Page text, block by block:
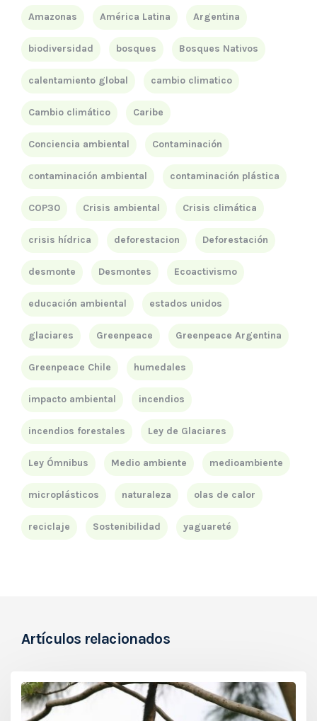
Amazonas América Latina Argentina
biodiversidad bosques Bosques Nativos
calentamiento global cambio climatico
Cambio climático Caribe
Conciencia ambiental Contaminación
contaminación ambiental contaminación plástica
COP30 Crisis ambiental Crisis climática
crisis hídrica deforestacion Deforestación
desmonte Desmontes Ecoactivismo
educación ambiental estados unidos
glaciares Greenpeace Greenpeace Argentina
Greenpeace Chile humedales
impacto ambiental incendios
incendios forestales Ley de Glaciares
Ley Ómnibus Medio ambiente medioambiente
microplásticos naturaleza olas de calor
reciclaje Sostenibilidad yaguareté
Artículos relacionados